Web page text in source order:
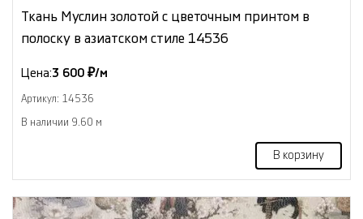
Ткань Муслин золотой с цветочным принтом в
полоску в азиатском стиле 14536
Цена:3 600 ₽/м
Артикул: 14536
В наличии 9.60 м
В корзину